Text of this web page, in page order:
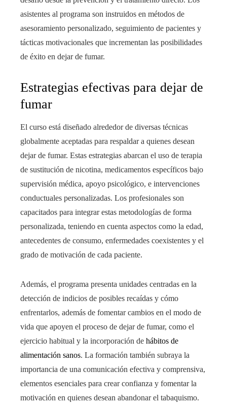
asistentes al programa son instruidos en métodos de
asesoramiento personalizado, seguimiento de pacientes y
tácticas motivacionales que incrementan las posibilidades
de éxito en dejar de fumar.
Estrategias efectivas para dejar de
fumar
El curso está diseñado alrededor de diversas técnicas
globalmente aceptadas para respaldar a quienes desean
dejar de fumar. Estas estrategias abarcan el uso de terapia
de sustitución de nicotina, medicamentos específicos bajo
supervisión médica, apoyo psicológico, e intervenciones
conductuales personalizadas. Los profesionales son
capacitados para integrar estas metodologías de forma
personalizada, teniendo en cuenta aspectos como la edad,
antecedentes de consumo, enfermedades coexistentes y el
grado de motivación de cada paciente.
Además, el programa presenta unidades centradas en la
detección de indicios de posibles recaídas y cómo
enfrentarlos, además de fomentar cambios en el modo de
vida que apoyen el proceso de dejar de fumar, como el
ejercicio habitual y la incorporación de hábitos de
alimentación sanos. La formación también subraya la
importancia de una comunicación efectiva y comprensiva,
elementos esenciales para crear confianza y fomentar la
motivación en quienes desean abandonar el tabaquismo.